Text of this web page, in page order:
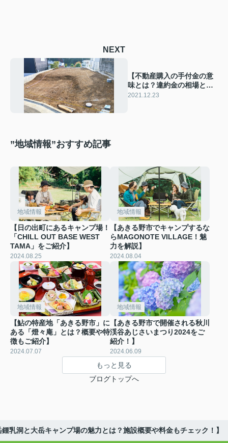
NEXT
【不動産購入の手付金の意
味とは？違約金の相場と支
払えない場合の対処法】
2021.12.23
”地域情報”おすすめ記事
地域情報
【日の出町にあるキャンプ場！
「CHILL OUT BASE WEST
TAMA」をご紹介】
2024.08.25
地域情報
【あきる野市でキャンプするな
らMAGONOTE VILLAGE！魅
力を解説】
2024.08.04
地域情報
【鮎の特産地「あきる野市」に
ある「燈々庵」とは？概要や特
徴もご紹介】
2024.07.07
地域情報
【あきる野市で開催される秋川
渓谷あじさいまつり2024をご
紹介！】
2024.06.09
もっと見る
ブログトップへ
乳洞と大岳キャンプ場の魅力とは？施設概要や料金もチェック！】